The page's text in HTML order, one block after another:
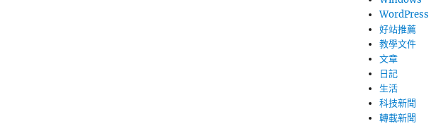
WordPress
好站推薦
教學文件
文章
日記
生活
科技新聞
轉載新聞